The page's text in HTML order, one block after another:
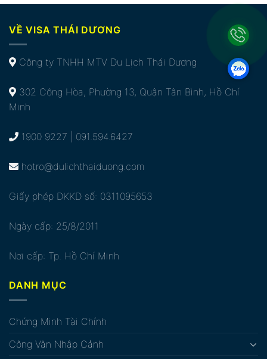
VỀ VISA THÁI DƯƠNG
Công ty TNHH MTV Du Lịch Thái Dương
302 Cộng Hòa, Phường 13, Quận Tân Bình, Hồ Chí
Minh
1900 9227 | 091.594.6427
hotro@dulichthaiduong.com
Giấy phép DKKD số: 0311095653
Ngày cấp: 25/8/2011
Nơi cấp: Tp. Hồ Chí Minh
DANH MỤC
Chứng Minh Tài Chính
Công Văn Nhập Cảnh